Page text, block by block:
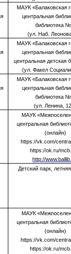
МАУК «Балаковская
центральная
библиотека
(ул. Наб.
МАУК «Балаковская
центральная
центральная детская
(ул. Факел
МАУК «Балаковская
центральная
библиотека
(ул. Ленина,
МАУК
центральная
(онлайн)
https://vk.com/
https://ok.ru/
http://
Детский парк,
МАУК
центральная
(онлайн)
https://vk.com/
https://ok.ru/